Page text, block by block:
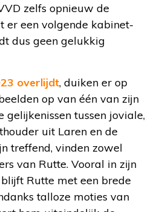
zelfs opnieuw de
er een volgende kabinet-
dus geen gelukkig
overlijdt, duiken er op
op van één van zijn
gelijkenissen tussen joviale,
uit Laren en de
treffend, vinden zowel
van Rutte. Vooral in zijn
Rutte met een brede
talloze moties van